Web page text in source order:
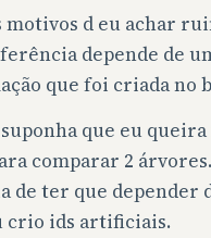
motivos d eu achar
depende de
que foi criada no
que eu
comparar 2
de ter que depender
crio ids artificiais.